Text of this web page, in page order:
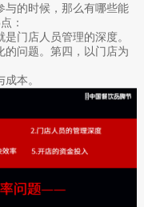
的时候，那么有哪些能
：
门店人员管理的深度。
的问题。第四，以门店为
本。